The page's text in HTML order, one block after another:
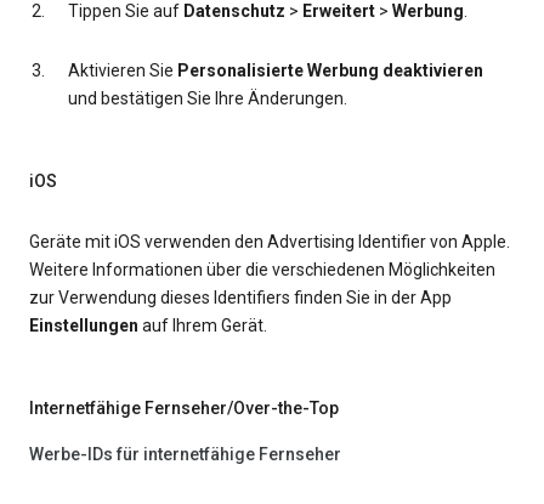
Tippen Sie auf Datenschutz > Erweitert > Werbung.
Aktivieren Sie Personalisierte Werbung deaktivieren
und bestätigen Sie Ihre Änderungen.
iOS
Geräte mit iOS verwenden den Advertising Identifier von Apple.
Weitere Informationen über die verschiedenen Möglichkeiten
zur Verwendung dieses Identifiers finden Sie in der App
Einstellungen auf Ihrem Gerät.
Internetfähige Fernseher/Over-the-Top
Werbe-IDs für internetfähige Fernseher